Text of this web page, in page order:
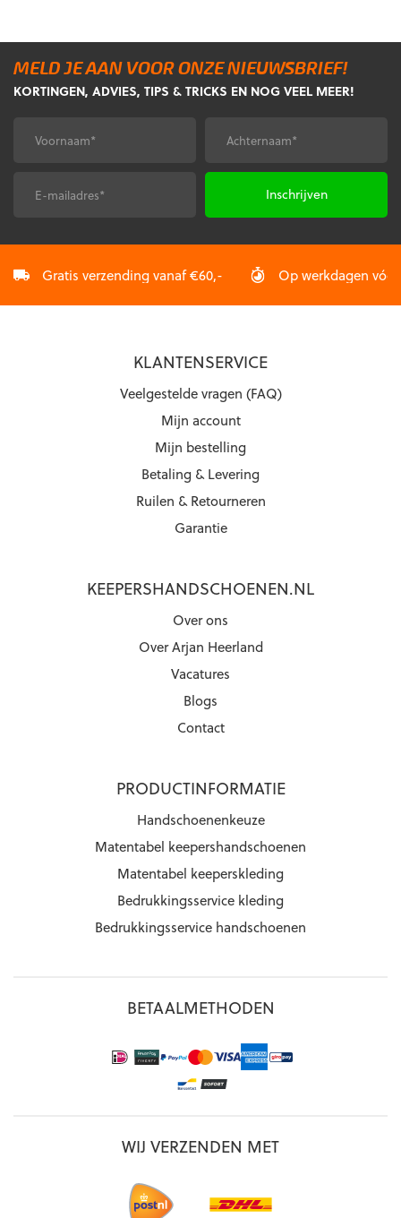
Deze
optie
gekozen
worden
de
Deze
optie
gekozen
worden
op
MELD JE AAN VOOR ONZE NIEUWSBRIEF!
KORTINGEN, ADVIES, TIPS & TRICKS EN NOG VEEL MEER!
Voornaam* Achternaam*
Gratis verzending vanaf €60,- Op werkdagen
KLANTENSERVICE
Veelgestelde vragen (FAQ)
Mijn account
Mijn bestelling
Betaling & Levering
Ruilen & Retourneren
Garantie
KEEPERSHANDSCHOENEN.NL
Over ons
Over Arjan Heerland
Vacatures
Blogs
Contact
PRODUCTINFORMATIE
Handschoenenkeuze
Matentabel keepershandschoenen
Matentabel keeperskleding
Bedrukkingsservice kleding
Bedrukkingsservice handschoenen
BETAALMETHODEN
WIJ VERZENDEN MET